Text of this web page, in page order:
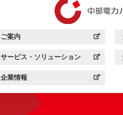
中部電力パワーグリッド：
ご案内
（新しいウィンドウを開きます）
中部電力パワーグリッド：
サービス・ソリューション
（新しいウィンドウを開きます）
中部電力パワーグリッド：
企業情報
（新しいウィンドウを開きます）